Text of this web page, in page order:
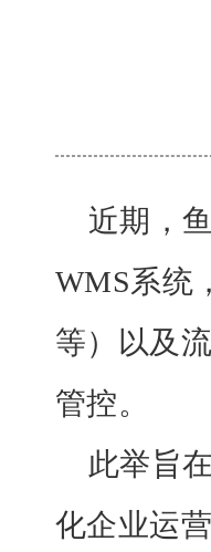
近期，
WMS系统
等）以及
管控。
此举旨
化企业运营